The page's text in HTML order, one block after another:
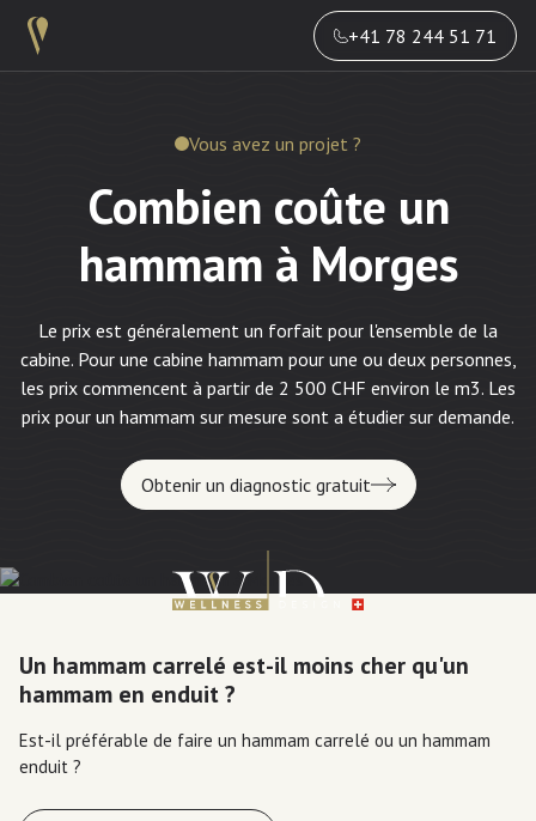
+41 78 244 51 71
Vous avez un projet ?
Combien coûte un
hammam à Morges
Le prix est généralement un forfait pour l'ensemble de la
cabine. Pour une cabine hammam pour une ou deux personnes,
les prix commencent à partir de 2 500 CHF environ le m3. Les
prix pour un hammam sur mesure sont a étudier sur demande.
Obtenir un diagnostic gratuit
Un hammam carrelé est-il moins cher qu'un
hammam en enduit ?
Est-il préférable de faire un hammam carrelé ou un hammam
enduit ?